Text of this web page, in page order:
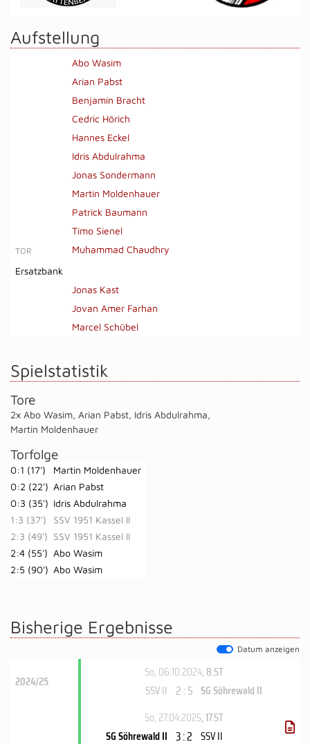
Aufstellung
Abo Wasim
Arian Pabst
Benjamin Bracht
Cedric Hörich
Hannes Eckel
Idris Abdulrahma
Jonas Sondermann
Martin Moldenhauer
Patrick Baumann
Timo Sienel
TOR
Muhammad Chaudhry
Ersatzbank
Jonas Kast
Jovan Amer Farhan
Marcel Schübel
Spielstatistik
Tore
2x Abo Wasim, Arian Pabst, Idris Abdulrahma,
Martin Moldenhauer
Torfolge
0:1 (17')
Martin Moldenhauer
0:2 (22') Arian Pabst
0:3 (35') Idris Abdulrahma
1:3 (37')
SSV 1951 Kassel II
2:3 (49') SSV 1951 Kassel II
2:4 (55') Abo Wasim
2:5 (90') Abo Wasim
Bisherige Ergebnisse
Datum anzeigen
2024/25
So, 06.10.2024, 8.ST
SSV II 2 : 5 SG Söhrewald II
So, 27.04.2025, 17.ST
SG Söhrewald II 3 : 2 SSV II